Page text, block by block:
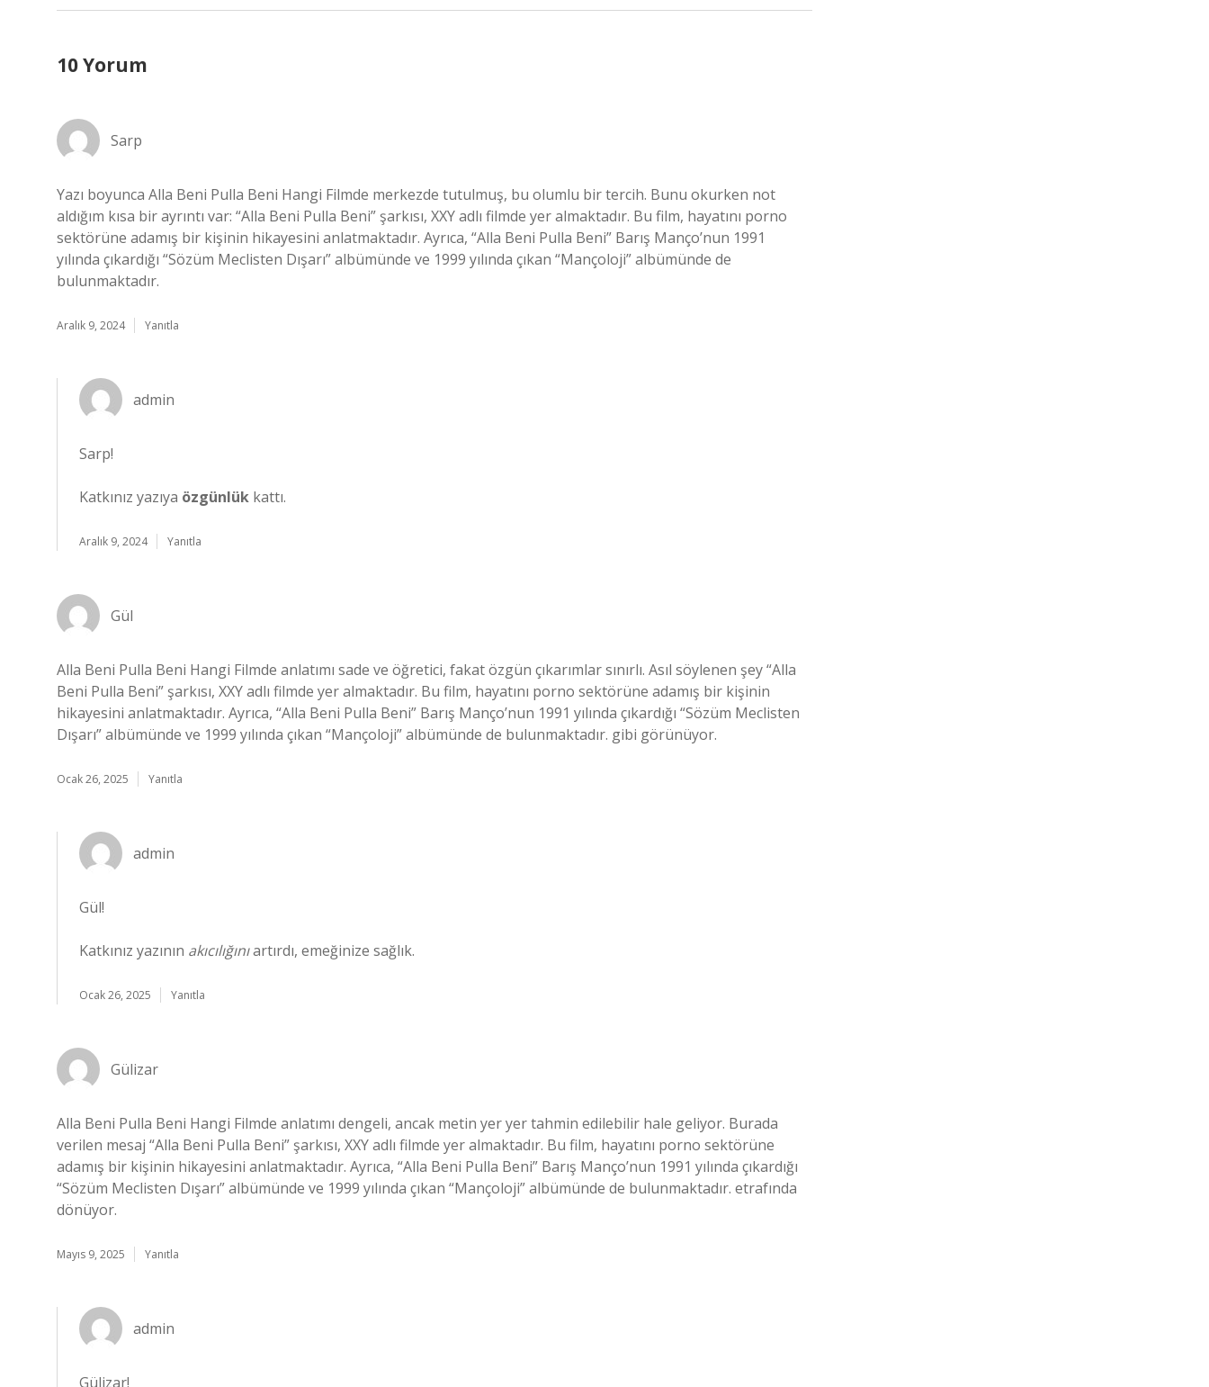
10 Yorum
Sarp
Yazı boyunca Alla Beni Pulla Beni Hangi Filmde merkezde tutulmuş, bu olumlu bir tercih. Bunu okurken not
aldığım kısa bir ayrıntı var: “Alla Beni Pulla Beni” şarkısı, XXY adlı filmde yer almaktadır. Bu film, hayatını porno
sektörüne adamış bir kişinin hikayesini anlatmaktadır. Ayrıca, “Alla Beni Pulla Beni” Barış Manço’nun 1991
yılında çıkardığı “Sözüm Meclisten Dışarı” albümünde ve 1999 yılında çıkan “Mançoloji” albümünde de
bulunmaktadır.
Aralık 9, 2024 Yanıtla
admin
Sarp!
Katkınız yazıya özgünlük kattı.
Aralık 9, 2024 Yanıtla
Gül
Alla Beni Pulla Beni Hangi Filmde anlatımı sade ve öğretici, fakat özgün çıkarımlar sınırlı. Asıl söylenen şey “Alla
Beni Pulla Beni” şarkısı, XXY adlı filmde yer almaktadır. Bu film, hayatını porno sektörüne adamış bir kişinin
hikayesini anlatmaktadır. Ayrıca, “Alla Beni Pulla Beni” Barış Manço’nun 1991 yılında çıkardığı “Sözüm Meclisten
Dışarı” albümünde ve 1999 yılında çıkan “Mançoloji” albümünde de bulunmaktadır. gibi görünüyor.
Ocak 26, 2025 Yanıtla
admin
Gül!
Katkınız yazının akıcılığınıartırdı, emeğinize sağlık.
Ocak 26, 2025 Yanıtla
Gülizar
Alla Beni Pulla Beni Hangi Filmde anlatımı dengeli, ancak metin yer yer tahmin edilebilir hale geliyor. Burada
verilen mesaj “Alla Beni Pulla Beni” şarkısı, XXY adlı filmde yer almaktadır. Bu film, hayatını porno sektörüne
adamış bir kişinin hikayesini anlatmaktadır. Ayrıca, “Alla Beni Pulla Beni” Barış Manço’nun 1991 yılında çıkardığı
“Sözüm Meclisten Dışarı” albümünde ve 1999 yılında çıkan “Mançoloji” albümünde de bulunmaktadır. etrafında
dönüyor.
Mayıs 9, 2025 Yanıtla
admin
Gülizar!